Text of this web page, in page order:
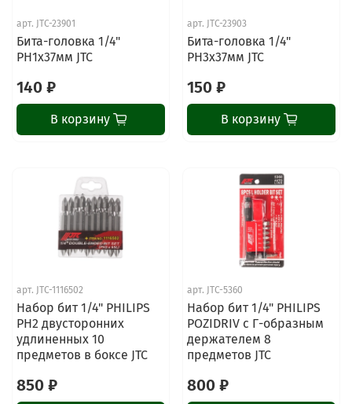
арт. JTC-23901
Бита-головка 1/4"
PH1х37мм JTC
140 ₽
В корзину
арт. JTC-23903
Бита-головка 1/4"
PH3х37мм JTC
150 ₽
В корзину
арт. JTC-1116502
Набор бит 1/4" PHILIPS
PH2 двусторонних
удлиненных 10
предметов в боксе JTC
850 ₽
арт. JTC-5360
Набор бит 1/4" PHILIPS
POZIDRIV с Г-образным
держателем 8
предметов JTC
800 ₽
ChatApp
online
Наши мессенджеры
Свяжитесь с нами через любой удобный
мессенджер!
Написать менеджеру в MAX